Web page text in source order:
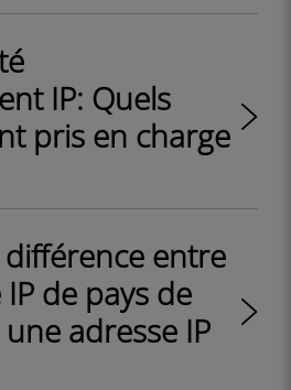
IP: Quels
pris en charge
entre
de pays de
adresse IP